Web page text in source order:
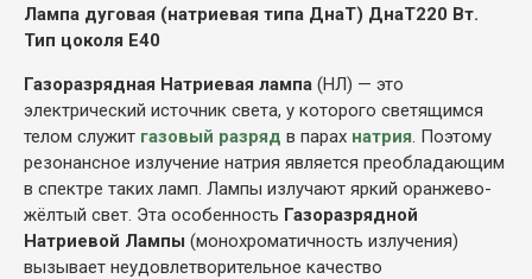
Лампа дуговая (натриевая типа ДнаТ) ДнаТ220 Вт.
Тип цоколя Е40
Газоразрядная Натриевая лампа (НЛ) — это
электрический источник света, у которого светящимся
телом служит газовый разряд в парах натрия. Поэтому
резонансное излучение натрия является преобладающим
в спектре таких ламп. Лампы излучают яркий оранжево-
жёлтый свет. Эта особенность Газоразрядной
Натриевой Лампы (монохроматичность излучения)
вызывает неудовлетворительное качество